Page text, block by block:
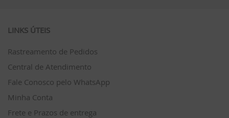
LINKS ÚTEIS
Rastreamento de Pedidos
Central de Atendimento
Fale Conosco pelo WhatsApp
Minha Conta
Frete e Prazos de entrega